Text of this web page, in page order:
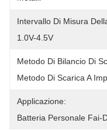
Intervallo Di Misura
1.0V-4.5V
Metodo Di Bilancio Di
Metodo Di Scarica A
Applicazione:
Batteria Personale Fai-